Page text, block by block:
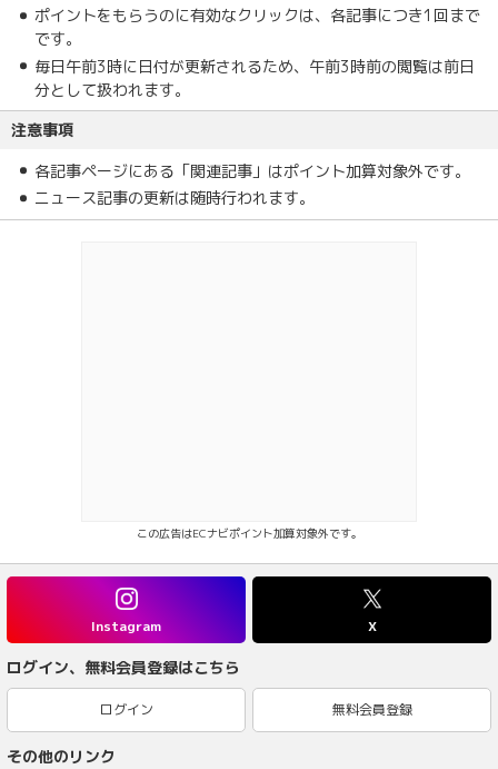
ポイントをもらうのに有効なクリックは、各記事につき1回まで
です。
毎日午前3時に日付が更新されるため、午前3時前の閲覧は前日
分として扱われます。
注意事項
各記事ページにある「関連記事」はポイント加算対象外です。
ニュース記事の更新は随時行われます。
この広告はECナビポイント加算対象外です。
Instagram X
ログイン、無料会員登録はこちら
ログイン 無料会員登録
その他のリンク